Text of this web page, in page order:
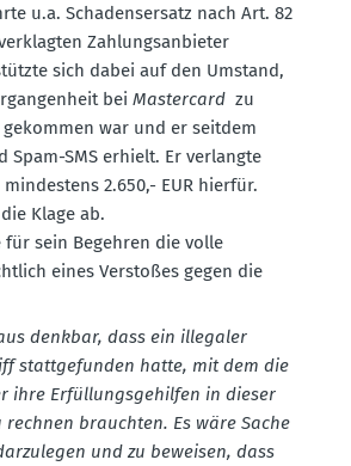
u.a. Schadens­ersatz nach Art. 82
Zahlungs­an­bieter
sich dabei auf den Umstand,
bei Mastercard zu
war und er seitdem
Spam-SMS erhielt. Er verlangte
2.650,- EUR hierfür.
Klage ab.
für sein Begehren die volle
eines Verstoßes gegen die
denkbar, dass ein illegaler
statt­ge­funden hatte, mit dem die
ihre Erfül­lungs­ge­hilfen in dieser
rechnen brauchten. Es wäre Sache
und zu beweisen, dass